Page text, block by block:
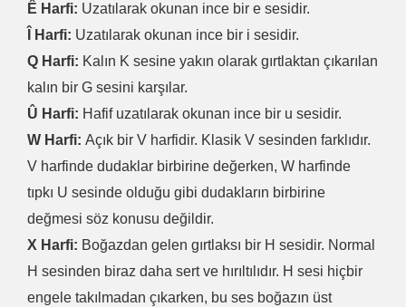
Ê Harfi: Uzatılarak okunan ince bir e sesidir.
Î Harfi: Uzatılarak okunan ince bir i sesidir.
Q Harfi: Kalın K sesine yakın olarak gırtlaktan çıkarılan
kalın bir G sesini karşılar.
Û Harfi: Hafif uzatılarak okunan ince bir u sesidir.
W Harfi: Açık bir V harfidir. Klasik V sesinden farklıdır.
V harfinde dudaklar birbirine değerken, W harfinde
tıpkı U sesinde olduğu gibi dudakların birbirine
değmesi söz konusu değildir.
X Harfi: Boğazdan gelen gırtlaksı bir H sesidir. Normal
H sesinden biraz daha sert ve hırıltılıdır. H sesi hiçbir
engele takılmadan çıkarken, bu ses boğazın üst